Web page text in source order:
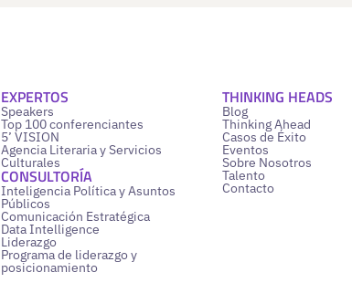
EXPERTOS
Speakers
Top 100 conferenciantes
5’ VISION
Agencia Literaria y Servicios
Culturales
CONSULTORÍA
Inteligencia Política y Asuntos
Públicos
Comunicación Estratégica
Data Intelligence
Liderazgo
Programa de liderazgo y
posicionamiento
THINKING HEADS
Blog
Thinking Ahead
Casos de Éxito
Eventos
Sobre Nosotros
Talento
Contacto